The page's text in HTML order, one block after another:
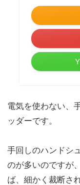
電気を使わない、
ッダーです。
手回しのハンドシ
のが多いのですが
ば、細かく裁断さ